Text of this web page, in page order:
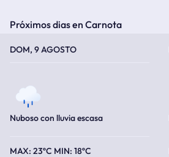
Próximos dias en Carnota
DOM, 9 AGOSTO
Nuboso con lluvia escasa
23ºC 18ºC